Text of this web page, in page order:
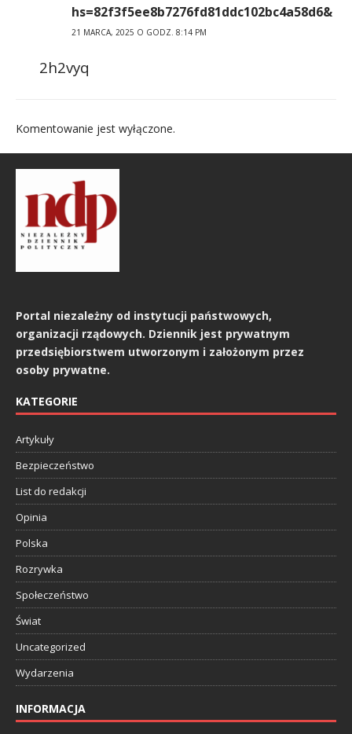
hs=82f3f5ee8b7276fd81ddc102bc4a58d6&
21 MARCA, 2025 O GODZ. 8:14 PM
2h2vyq
Komentowanie jest wyłączone.
Portal niezależny od instytucji państwowych,
organizacji rządowych. Dziennik jest prywatnym
przedsiębiorstwem utworzonym i założonym przez
osoby prywatne.
KATEGORIE
Artykuły
Bezpieczeństwo
List do redakcji
Opinia
Polska
Rozrywka
Społeczeństwo
Świat
Uncategorized
Wydarzenia
INFORMACJA